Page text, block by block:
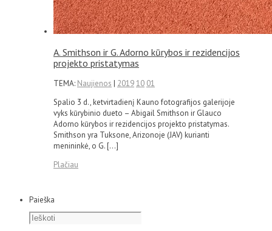
A. Smithson ir G. Adorno kūrybos ir rezidencijos
projekto pristatymas
TEMA: Naujienos | 201910 01
Spalio 3 d., ketvirtadienį Kauno fotografijos galerijoje
vyks kūrybinio dueto – Abigail Smithson ir Glauco
Adorno kūrybos ir rezidencijos projekto pristatymas.
Smithson yra Tuksone, Arizonoje (JAV) kurianti
menininkė, o G. […]
Plačiau
Paieška